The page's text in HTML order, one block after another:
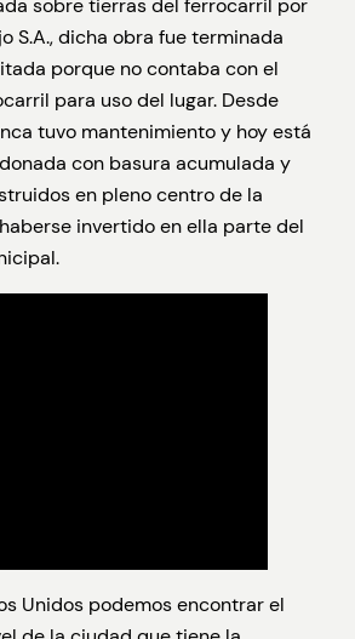
sobre tierras del ferrocarril por
S.A., dicha obra fue terminada
porque no contaba con el
para uso del lugar. Desde
tuvo mantenimiento y hoy está
con basura acumulada y
en pleno centro de la
invertido en ella parte del
Unidos podemos encontrar el